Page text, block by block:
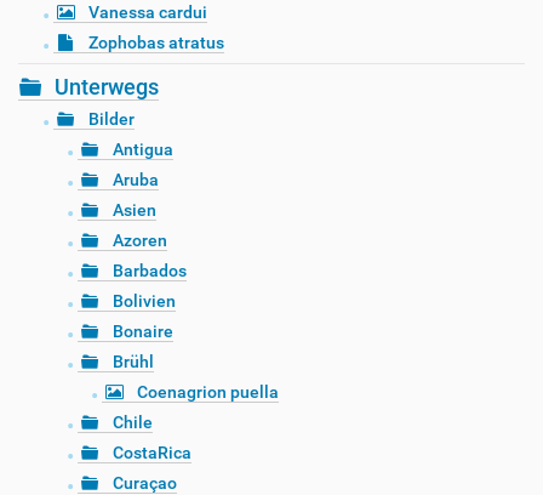
Vanessa cardui
Zophobas atratus
Unterwegs
Bilder
Antigua
Aruba
Asien
Azoren
Barbados
Bolivien
Bonaire
Brühl
Coenagrion puella
Chile
CostaRica
Curaçao